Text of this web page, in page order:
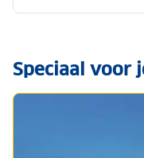
Speciaal voor